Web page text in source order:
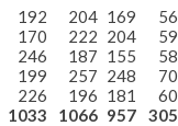
192 204 169
170 222 204
246 187 155
199 257 248
226 196 181
1033 1066 957